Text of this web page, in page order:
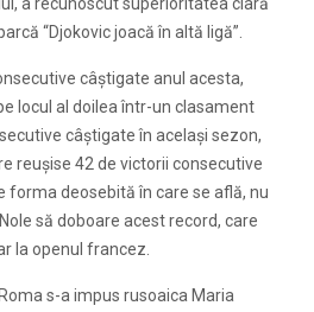
“Djokovic joacă în altă ligă”.
câştigate anul acesta,
locul al doilea într-un clasament
câştigate în acelaşi sezon,
reuşise 42 de victorii consecutive
forma deosebită în care se află, nu
să doboare acest record, care
la openul francez.
s-a impus rusoaica Maria